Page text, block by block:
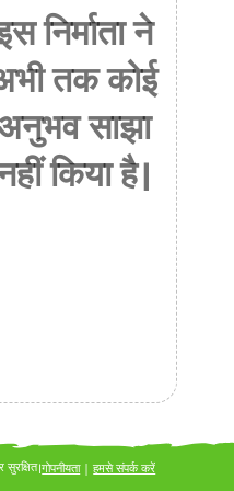
निर्माता ने
तक कोई
साझा
किया है।
गोपनीयता|हमसे संपर्क करें